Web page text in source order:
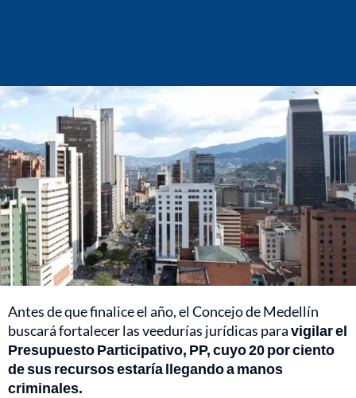
Antes de que finalice el año, el Concejo de Medellín
buscará fortalecer las veedurías jurídicas paravigilar el
Presupuesto Participativo, PP, cuyo 20 por ciento
de sus recursos estaría llegando a manos
criminales.